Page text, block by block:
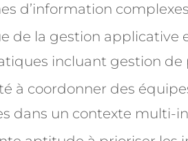
d’information
de la gestion applicative
incluant gestion
à coordonner des
dans un contexte multi-